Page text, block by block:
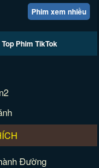
Phim xem nhiều
Top Phim TikTok
Đường